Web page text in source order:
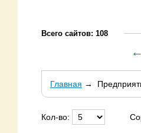
Всего сайтов: 108
←
Главная →
Кол-во: